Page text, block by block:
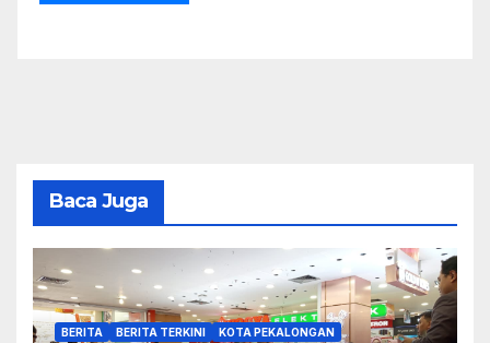
Baca Juga
BERITA BERITA TERKINI KOTA PEKALONGAN